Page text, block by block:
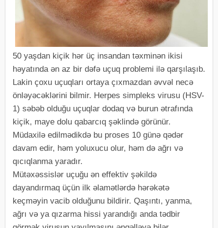
50 yaşdan kiçik hər üç insandan təxminən ikisi
həyatında ən az bir dəfə uçuq problemi ilə qarşılaşıb.
Lakin çoxu uçuqları ortaya çıxmazdan əvvəl necə
önləyəcəklərini bilmir. Herpes simpleks virusu (HSV-
1) səbəb olduğu uçuqlar dodaq və burun ətrafında
kiçik, maye dolu qabarcıq şəklində görünür.
Müdaxilə edilmədikdə bu proses 10 günə qədər
davam edir, həm yoluxucu olur, həm də ağrı və
qıcıqlanma yaradır.
Mütəxəssislər uçuğu ən effektiv şəkildə
dayandırmaq üçün ilk əlamətlərdə hərəkətə
keçməyin vacib olduğunu bildirir. Qaşıntı, yanma,
ağrı və ya qızarma hissi yarandığı anda tədbir